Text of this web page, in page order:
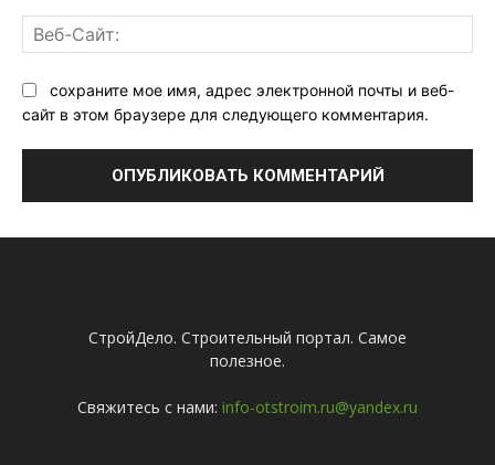
сохраните мое имя, адрес электронной почты и веб-
сайт в этом браузере для следующего комментария.
СтройДело. Строительный портал. Самое
полезное.
Свяжитесь с нами: info-otstroim.ru@yandex.ru